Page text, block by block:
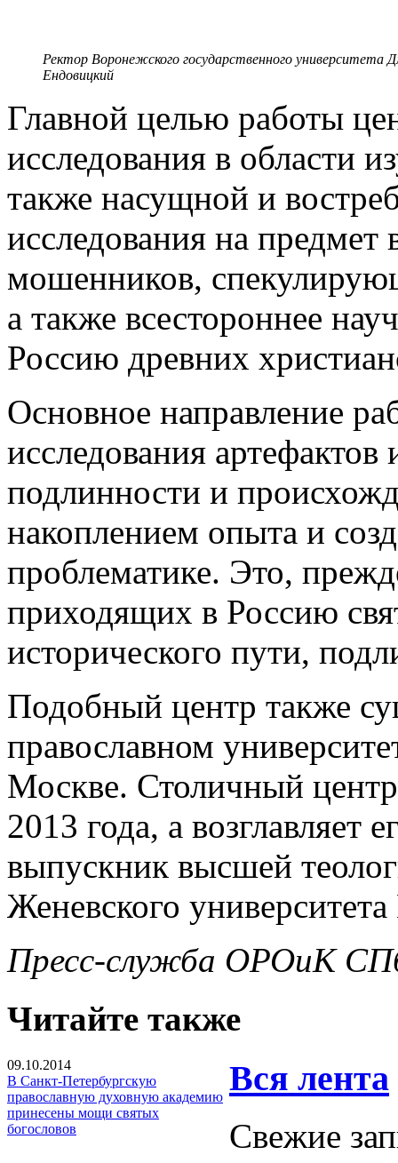
Ректор Воронежского государственного университета
Ендовицкий
Главной целью работы
исследования в области
также насущной и
исследования на предмет
мошенников,
а также всестороннее
Россию древних
Основное направление
исследования
подлинности и
накоплением опыта и
проблематике. Это,
приходящих в Россию
исторического пути,
Подобный центр также
православном
Москве. Столичный центр
2013 года, а возглавляет
выпускник высшей
Женевского
Пресс-служба ОРОиК
Читайте также
09.10.2014
В Санкт-Петербургскую
православную духовную академию
принесены мощи святых
богословов
Вся лента
Свежие